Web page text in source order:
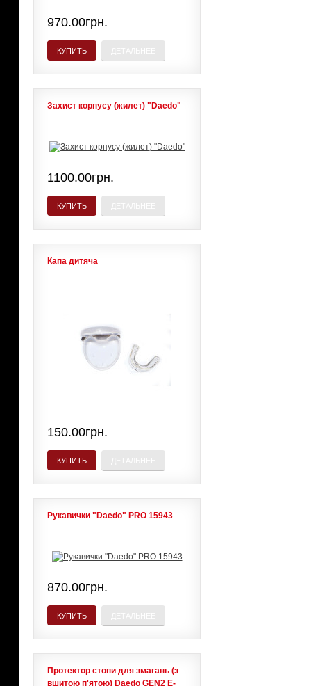
970.00грн.
КУПИТЬ
Захист корпусу (жилет) "Daedo"
1100.00грн.
КУПИТЬ
Капа дитяча
150.00грн.
КУПИТЬ
Рукавички "Daedo" PRO 15943
870.00грн.
КУПИТЬ
Протектор стопи для змагань (з
вшитою п'ятою) Daedo GEN2 E-